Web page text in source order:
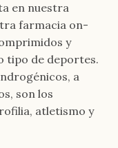
en nuestra
farmacia on-
y
tipo de deportes.
a
son los
atletismo y